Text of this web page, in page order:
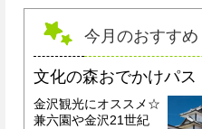
今月のおすすめ
文化の森おでかけパス
金沢観光にオススメ☆
兼六園や金沢21世紀